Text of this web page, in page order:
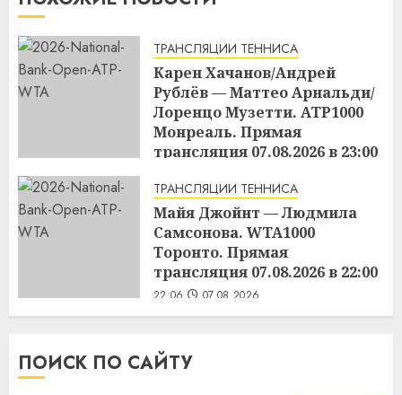
ТРАНСЛЯЦИИ ТЕННИСА
Карен Хачанов/Андрей
Рублёв — Маттео Арнальди/
Лоренцо Музетти. ATP1000
Монреаль. Прямая
трансляция 07.08.2026 в 23:00
ТРАНСЛЯЦИИ ТЕННИСА
Майя Джойнт — Людмила
Самсонова. WTA1000
Торонто. Прямая
трансляция 07.08.2026 в 22:00
22:06 07.08.2026
ПОИСК ПО САЙТУ